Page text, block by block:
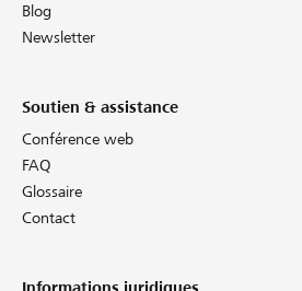
Blog
Newsletter
Soutien & assistance
Conférence web
FAQ
Glossaire
Contact
Informations juridiques